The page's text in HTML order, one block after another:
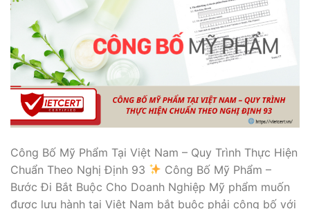
Công Bố Mỹ Phẩm Tại Việt Nam – Quy Trình Thực Hiện
Chuẩn Theo Nghị Định 93
Công Bố Mỹ Phẩm –
Bước Đi Bắt Buộc Cho Doanh Nghiệp Mỹ phẩm muốn
được lưu hành tại Việt Nam bắt buộc phải công bố với